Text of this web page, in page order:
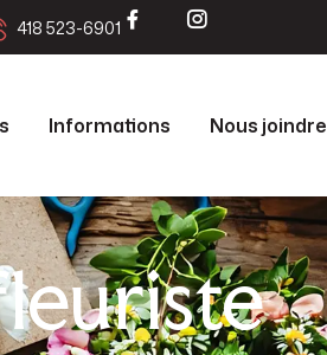
418 523-6901
Informations Nous joindre